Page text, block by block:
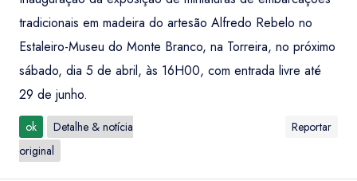
tradicionais em madeira do artesão Alfredo Rebelo no
Estaleiro-Museu do Monte Branco, na Torreira, no próximo
sábado, dia 5 de abril, às 16H00, com entrada livre até
29 de junho.
ok
Detalhe & notícia
original
Reportar